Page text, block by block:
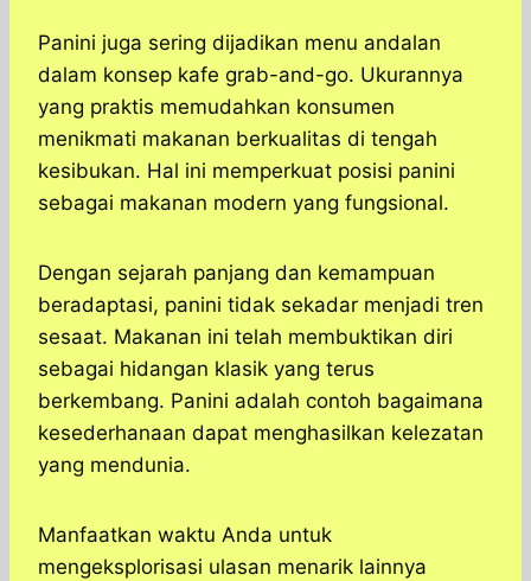
Panini juga sering dijadikan menu andalan
dalam konsep kafe grab-and-go. Ukurannya
yang praktis memudahkan konsumen
menikmati makanan berkualitas di tengah
kesibukan. Hal ini memperkuat posisi panini
sebagai makanan modern yang fungsional.
Dengan sejarah panjang dan kemampuan
beradaptasi, panini tidak sekadar menjadi tren
sesaat. Makanan ini telah membuktikan diri
sebagai hidangan klasik yang terus
berkembang. Panini adalah contoh bagaimana
kesederhanaan dapat menghasilkan kelezatan
yang mendunia.
Manfaatkan waktu Anda untuk
mengeksplorisasi ulasan menarik lainnya